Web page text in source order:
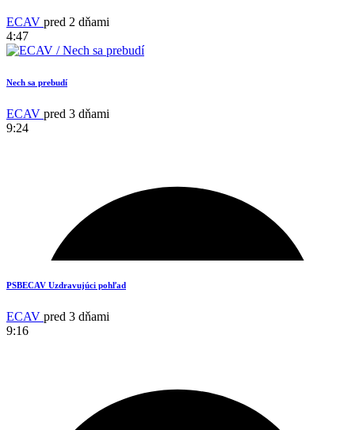
ECAV pred 2 dňami
4:47
Nech sa prebudí
ECAV pred 3 dňami
9:24
PSBECAV Uzdravujúci pohľad
ECAV pred 3 dňami
9:16